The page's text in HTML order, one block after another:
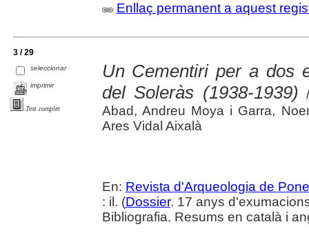
Enllaç permanent a aquest
3 / 29
seleccionar
imprimir
Text complet
Un Cementiri per a dos
del Soleràs (1938-1939)
Abad, Andreu Moya i Garra,
Ares Vidal Aixalà
En: Revista d'Arqueologia de
: il. (Dossier. 17 anys
Bibliografia. Resums en català i